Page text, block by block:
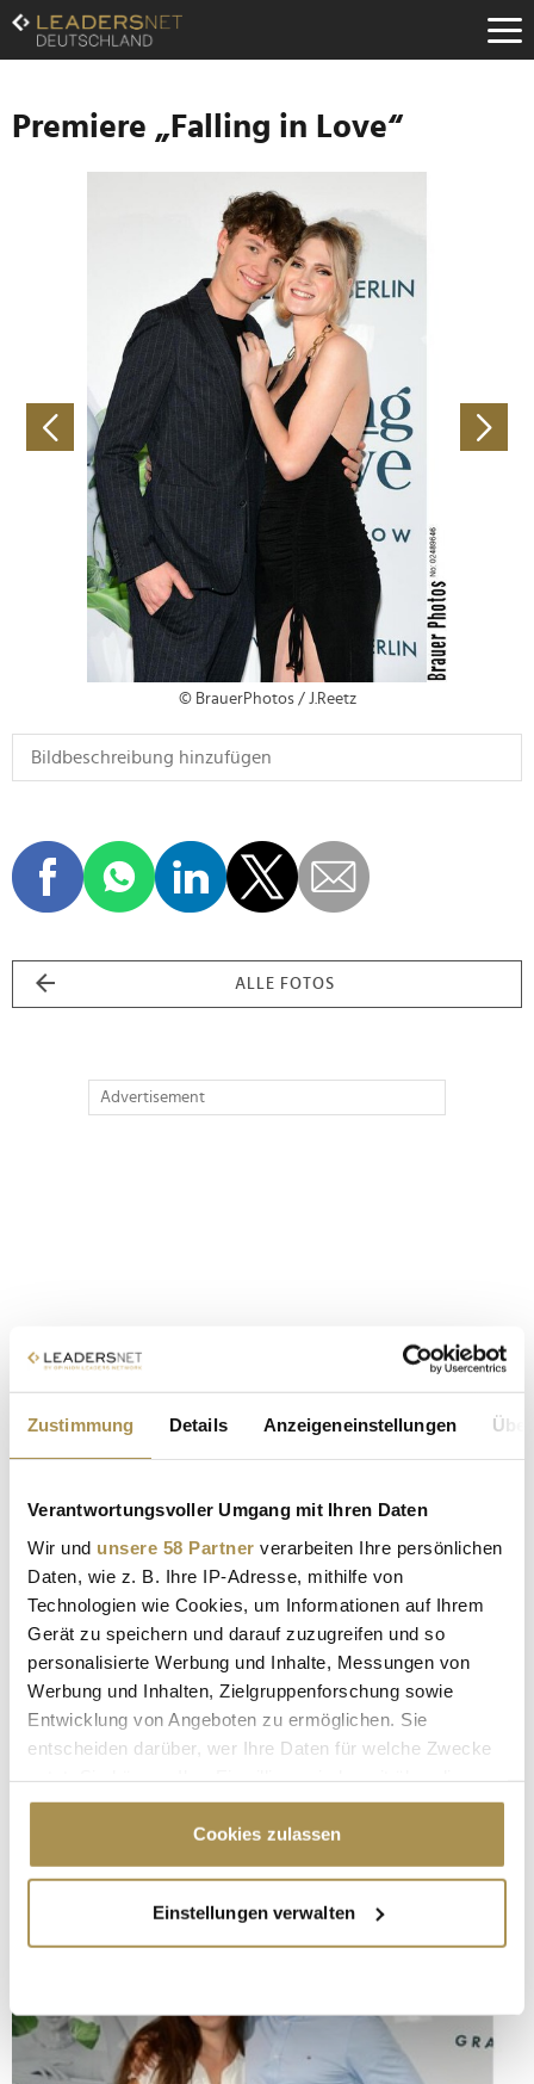
Zustimmung Details Anzeigeneinstellungen
Verantwortungsvoller Umgang mit Ihren Daten
Wir und unsere 58 Partner verarbeiten Ihre persönlichen
Daten, wie z. B. Ihre IP-Adresse, mithilfe von
Technologien wie Cookies, um Informationen auf Ihrem
Gerät zu speichern und darauf zuzugreifen und so
personalisierte Werbung und Inhalte, Messungen von
Werbung und Inhalten, Zielgruppenforschung sowie
Entwicklung von Angeboten zu ermöglichen. Sie
entscheiden darüber, wer Ihre Daten für welche Zwecke
Cookie-Erklärung oder durch Klicken auf das Privacy
Trigger Symbol ändern oder widerrufen
Informationen über Ihre geografische Lage
erfassen, welche bis auf einige Meter genau sein
bestimmten Merkmalen (Fingerprinting) identifizieren
Erfahren Sie mehr darüber, wie Ihre persönlichen Daten
Cookies zulassen
Einstellungen verwalten
Zum
Inhalt
Zur
Navigation
Zur
Hauptnavigation
Premiere „Falling in Love“
© BrauerPhotos / J.Reetz
ALLE FOTOS
Advertisement